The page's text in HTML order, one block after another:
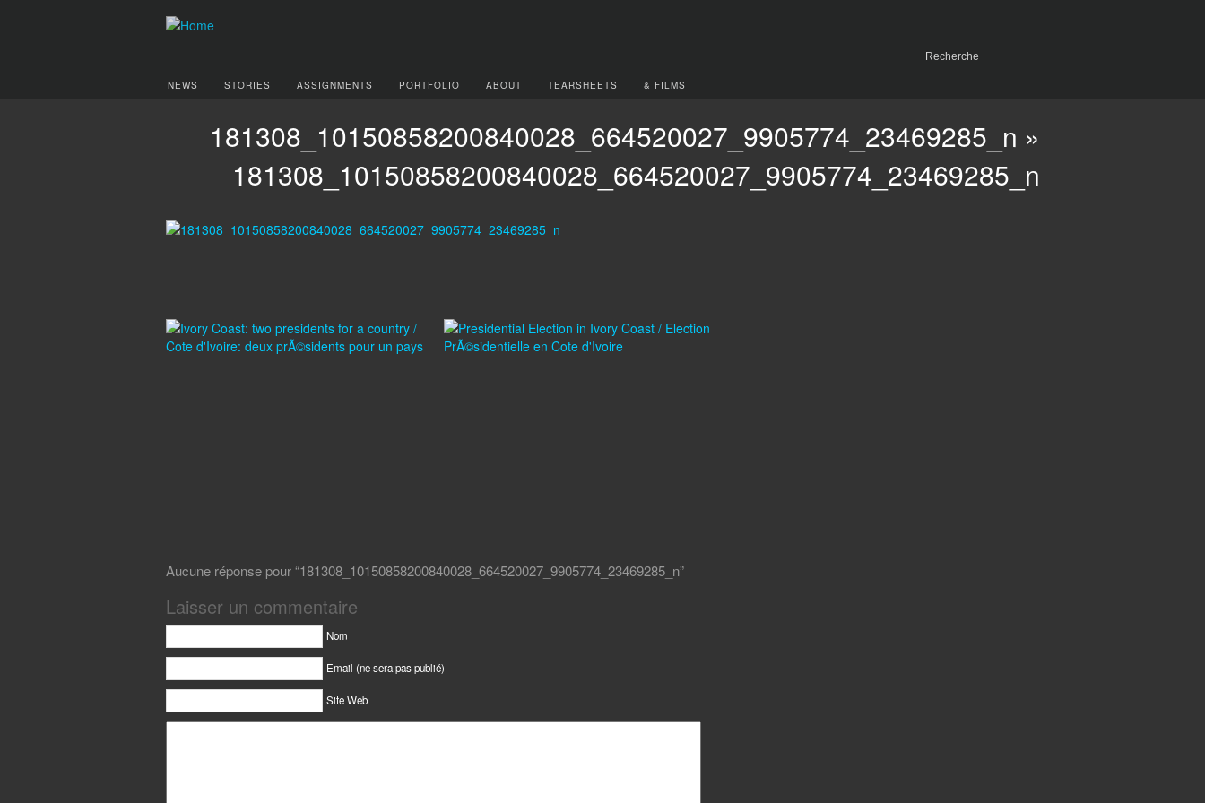
NEWS STORIES ASSIGNMENTS PORTFOLIO ABOUT TEARSHEETS & FILMS
181308_10150858200840028_664520027_9905774_23469285_n »
181308_10150858200840028_664520027_9905774_23469285_n
Aucune réponse pour “181308_10150858200840028_664520027_9905774_23469285_n”
Laisser un commentaire
Nom
Email (ne sera pas publié)
Site Web